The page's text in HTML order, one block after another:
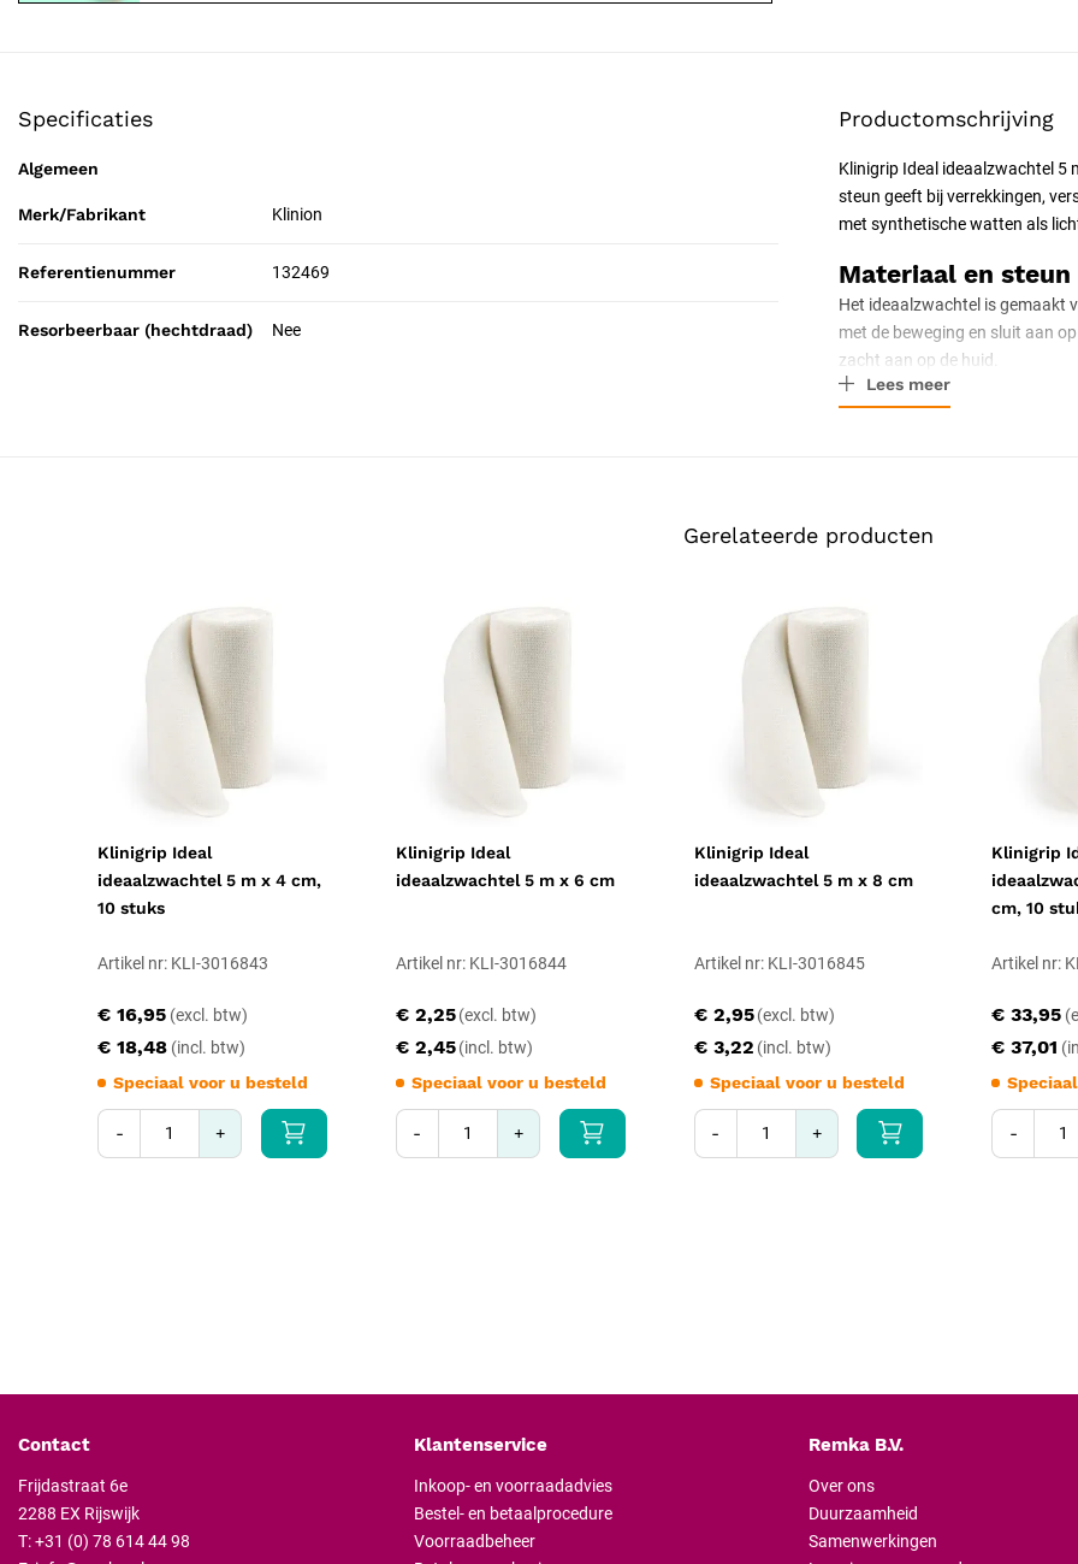
Specificaties
Algemeen
Merk/Fabrikant Klinion
Referentienummer 132469
Resorbeerbaar (hechtdraad) Nee
Productomschrijving
Klinigrip Ideal ideaalzwachtel 5
steun geeft bij verrekkingen,
met synthetische watten als
Materiaal en steun
Het ideaalzwachtel is gemaakt
met de beweging en sluit aan
zacht aan op de huid.
Toepassing
Herbruikbaar
elasticiteit merkbaar afneemt.
Aanleggen
Leg het zwachtel met
deel van het lichaamsdeel. Leg
vast met een klem of
Lees meer
Gerelateerde producten
Klinigrip Ideal
ideaalzwachtel 5 m x 4 cm,
10 stuks
Artikel nr: KLI-3016843
€ 18,48
€ 16,95
Speciaal voor u besteld
- +
Klinigrip Ideal
ideaalzwachtel 5 m x 6 cm
Artikel nr: KLI-3016844
€ 2,45
€ 2,25
Speciaal voor u besteld
- +
Klinigrip Ideal
ideaalzwachtel 5 m x 8 cm
Artikel nr: KLI-3016845
€ 3,22
€ 2,95
Speciaal voor u besteld
- +
Klinigrip
cm, 10
Artikel nr:
€ 37,01
€ 33,95
-
Contact
Frijdastraat 6e
2288 EX Rijswijk
T:+31 (0) 78 614 44 98
Klantenservice
Inkoop- en voorraadadvies
Bestel- en betaalprocedure
Voorraadbeheer
Remka B.V.
Over ons
Duurzaamheid
Samenwerkingen